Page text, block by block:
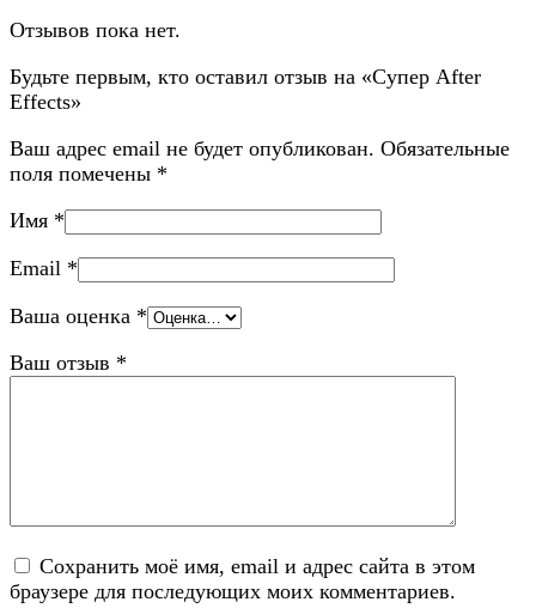
Отзывов пока нет.
Будьте первым, кто оставил отзыв на «Супер After
Effects»
Ваш адрес email не будет опубликован. Обязательные
поля помечены *
Имя *
Email *
Ваша оценка *
Ваш отзыв *
Сохранить моё имя, email и адрес сайта в этом
браузере для последующих моих комментариев.